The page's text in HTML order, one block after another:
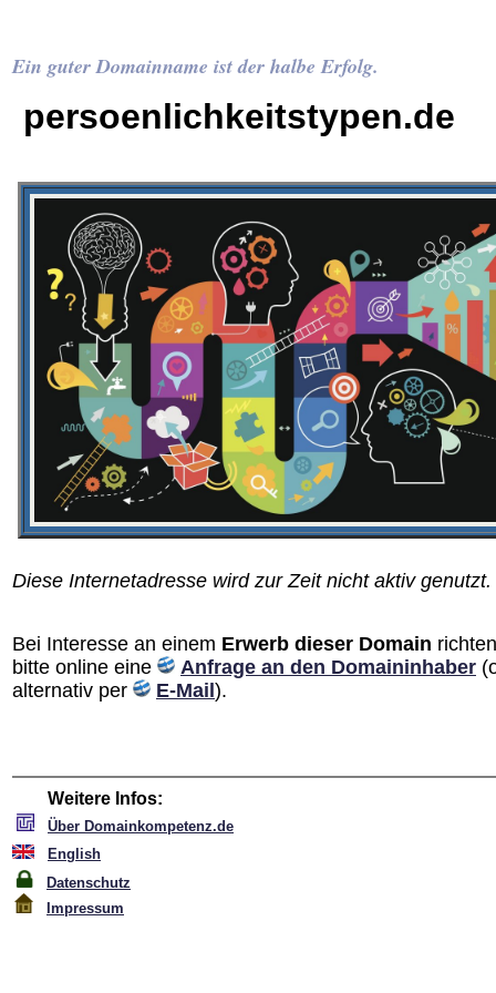
Ein guter Domainname ist der halbe Erfolg.
persoenlichkeitstypen.de
Diese Internetadresse wird zur Zeit nicht aktiv genutzt.
Bei Interesse an einem Erwerb dieser Domain
bitte online eine
Anfrage an den Domain­inhaber
alternativ per
E-Mail ).
Weitere Infos:
Über Domainkompetenz.de
English
Datenschutz
Impressum